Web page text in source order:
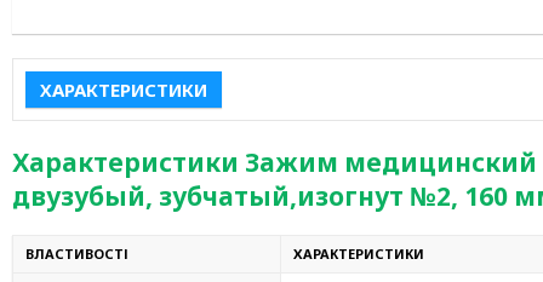
ХАРАКТЕРИСТИКИ
Характеристики Зажим медицинский
двузубый, зубчатый,изогнут №2, 160
ВЛАСТИВОСТІ ХАРАКТЕРИСТИКИ